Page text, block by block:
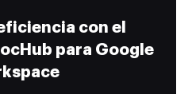
con el
para Google